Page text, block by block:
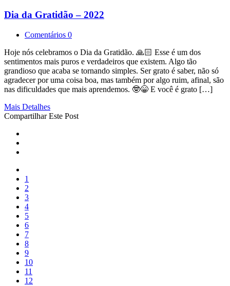
Dia da Gratidão – 2022
Comentários 0
Hoje nós celebramos o Dia da Gratidão. 🙏🏻 Esse é um dos
sentimentos mais puros e verdadeiros que existem. Algo tão
grandioso que acaba se tornando simples. Ser grato é saber, não só
agradecer por uma coisa boa, mas também por algo ruim, afinal, são
nas dificuldades que mais aprendemos. 🤓😁 E você é grato […]
Mais Detalhes
Compartilhar Este Post
1
2
3
4
5
6
7
8
9
10
11
12